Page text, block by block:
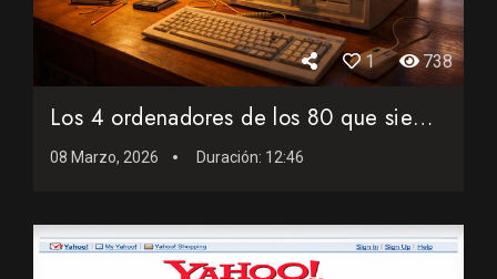
1 738
Los 4 ordenadores de los 80 que siempre quise tener (y nunca...
08 Marzo, 2026 Duración: 12:46